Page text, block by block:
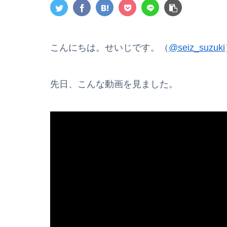
こんにちは。せいじです。（ @seiz_suzuki
先日、こんな動画を見ました。